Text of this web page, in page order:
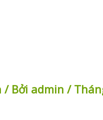
/ Bởi admin /